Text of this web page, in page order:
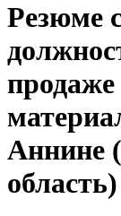
Резюме
Аннине
область)